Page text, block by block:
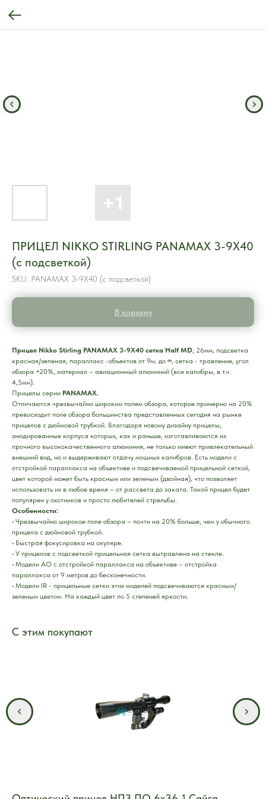
ПРИЦЕЛ NIKKO STIRLING PANAMAX 3-9X40
(с подсветкой)
SKU: PANAMAX 3-9X40 (с подсветкой)
В корзину
Прицел Nikko Stirling PANAMAX 3-9X40 сетка Half MD, 26мм, подсветка
красная/зеленая, параллакс -объектив от 9м. до ∞, сетка - травление, угол
обзора +20%, материал – авиационный алюминий (все калибры, в т.ч.
4,5мм).
Прицелы серии PANAMAX.
Отличаются чрезвычайно широким полем обзора, которое примерно на 20%
превосходит поле обзора большинства представленных сегодня на рынке
прицелов с дюймовой трубкой. Благодаря новому дизайну прицелы,
анодированные корпуса которых, как и раньше, изготавливаются из
прочного высококачественного алюминия, не только имеют привлекательный
внешний вид, но и выдерживают отдачу мощных калибров. Есть модели с
отстройкой параллакса на объективе и подсвечиваемой прицельной сеткой,
цвет которой может быть красным или зеленым (двойная), что позволяет
использовать их в любое время – от рассвета до заката. Такой прицел будет
популярен у охотников и просто любителей стрельбы.
Особенности:
• Чрезвычайно широкое поле обзора – почти на 20% больше, чем у обычного
прицела с дюймовой трубкой.
• Быстрая фокусировка на окуляре.
• У прицелов с подсветкой прицельная сетка вытравлена на стекле.
• Модели АО с отстройкой параллакса на объективе – отстройка
параллакса от 9 метров до бесконечности.
• Модели IR - прицельные сетки этих моделей подсвечиваются красным/
зеленым цветом. На каждый цвет по 5 степеней яркости.
С этим покупают